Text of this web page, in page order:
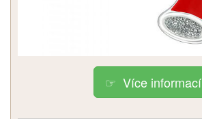
Více informací